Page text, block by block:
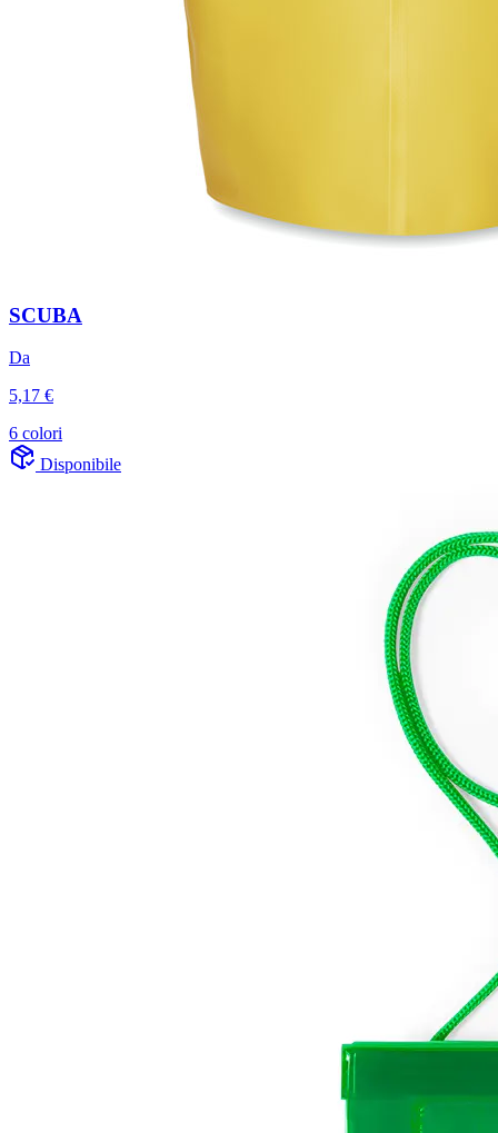
SCUBA
Da
5,17 €
6 colori
Disponibile